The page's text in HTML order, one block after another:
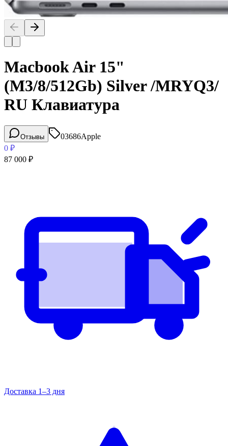
Macbook Air 15"
(M3/8/512Gb) Silver /MRYQ3/
RU Клавиатура
Отзывы 03686Apple
0 ₽
87 000 ₽
Доставка 1–3 дня